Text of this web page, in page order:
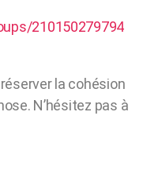
210150279794
la cohésion
N’hésitez pas à